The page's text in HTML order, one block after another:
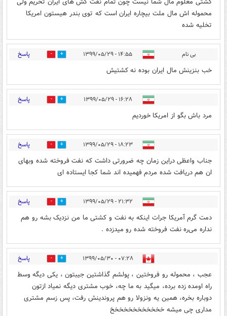
محموله اش مال ملت بیچاره ایران است که توی بندر هیستون امریکا
تخلیه شده
بی نام ۱۴:۵۵ - ۱۳۹۹/۰۵/۲۹ 4 پاسخ
خب بنزینش مال ایران بوده نه کشتیش
۱۶:۲۸ - ۱۳۹۹/۰۵/۲۹ 4 پاسخ
مرد باش بگو از امریکا خوردیم
۱۸:۲۳ - ۱۳۹۹/۰۵/۲۹ 0 پاسخ
جناب واعظى دراين زمان چه ضرورتى داشت كه نفت فروخته شده وبهاى
ان هم دريافت شده مردم فهميده اند شما كجا ايستاده اى
۲۱:۳۲ - ۱۳۹۹/۰۵/۲۹ 0 پاسخ
دمت گرم آمریکا جرات اینکه به نفت و کشتی ما من نزدیک بشه رو هم
نداره می‌ره نفت فروخته شده رو میدزده .
۰۷:۲۸ - ۱۳۹۹/۰۵/۳۰ 0 پاسخ
عجب ، محموله رو فروختین ، پولشم گذاشتین جیبتون ، یکی دیگه وسط
راه اومده زده برده، میگید به ما چه، خوب مشتری دیگه نمیاد ازتون
دوباره بخره، همین یه ونزولا رو هم پروندینش رفت، پس زسم مشتری
مداری چی میشه خخخخخخخخخخخخ